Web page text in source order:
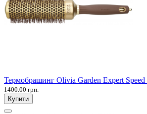
Термобрашинг Olivia Garden Expert
1400.00 грн.
Купити